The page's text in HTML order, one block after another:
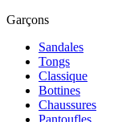
Garçons
Sandales
Tongs
Classique
Bottines
Chaussures
Pantoufles